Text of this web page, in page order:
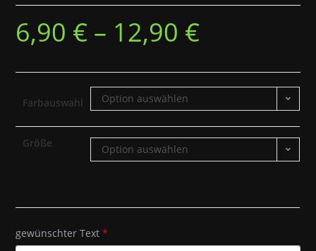
6,90 € – 12,90 €
Farbauswahl Option auswählen
Größe Option auswählen
gewünschter Text *